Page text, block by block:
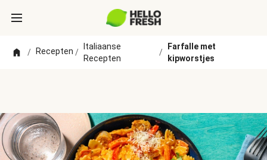
/ Recepten /
Italiaanse
Recepten
/
Farfalle met
kipworstjes